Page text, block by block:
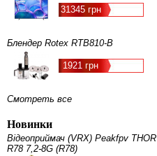
31345 грн
Блендер Rotex RTB810-B
1921 грн
Смотреть все
Новинки
Відеоприймач (VRX) Peakfpv THOR
R78 7,2-8G (R78)